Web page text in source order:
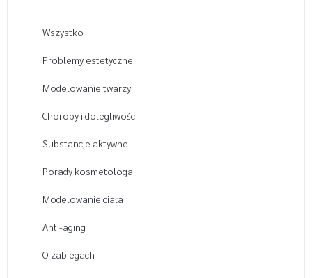
Wszystko
Problemy estetyczne
Modelowanie twarzy
Choroby i dolegliwości
Substancje aktywne
Porady kosmetologa
Modelowanie ciała
Anti-aging
O zabiegach